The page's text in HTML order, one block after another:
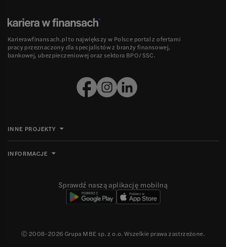
Karierawfinansach.pl to największy w Polsce portal z ofertami
pracy przeznaczony dla specjalistów z branży finansowej,
bankowej, ubezpieczeniowej oraz sektora BPO/SSC.
INNE PROJEKTY
INFORMACJE
Sprawdź naszą aplikację mobilną
Ⓒ 2008-2026Grupa MBE sp. z o.o. Wszelkie prawa zastrzeżone.